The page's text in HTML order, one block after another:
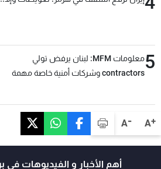
A+
A-
5
معلومات MFM: لبنان يرفض تولي
contractors وشركات أمنية خاصة مهمة
أهم الأخبار و الفيديوهات في